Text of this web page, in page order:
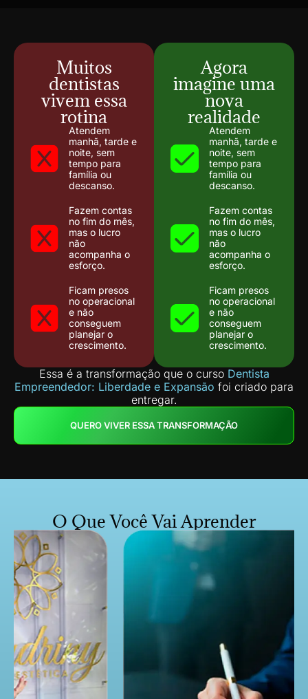
Muitos
dentistas
vivem essa
rotina
Atendem
manhã, tarde e
noite, sem
tempo para
família ou
descanso.
Fazem contas
no fim do mês,
mas o lucro
não
acompanha o
esforço.
Ficam presos
no operacional
e não
conseguem
planejar o
crescimento.
Agora
imagine uma
nova
realidade
Atendem
manhã, tarde e
noite, sem
tempo para
família ou
descanso.
Fazem contas
no fim do mês,
mas o lucro
não
acompanha o
esforço.
Ficam presos
no operacional
e não
conseguem
planejar o
crescimento.
Essa é a transformação que o curso Dentista
Empreendedor: Liberdade e Expansão foi criado para
entregar.
QUERO VIVER ESSA TRANSFORMAÇÃO
O Que Você Vai Aprender